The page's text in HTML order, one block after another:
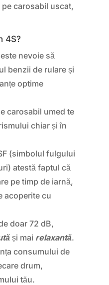
carosabil uscat,
4S?
nevoie să
benzii de rulare și
optime
carosabil umed te
chiar și în
(simbolul fulgului
atestă faptul că
pe timp de iarnă,
acoperite cu
doar 72 dB,
și mai relaxantă.
consumului de
drum,
tău.